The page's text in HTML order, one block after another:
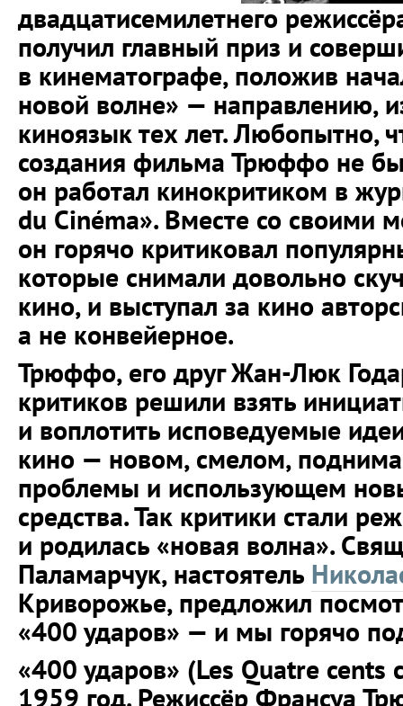
двадцатисемилетнего
получил главный приз и
в кинематографе, положив
новой волне» — направлению,
киноязык тех лет. Любопытно,
создания фильма Трюффо не
он работал кинокритиком в
du Cinéma». Вместе со своими
он горячо критиковал
которые снимали довольно
кино, и выступал за кино
а не конвейерное.
Трюффо, его друг Жан-Люк
критиков решили взять
и воплотить исповедуемые
кино — новом, смелом,
проблемы и использующем
средства. Так критики стали
и родилась «новая волна».
Паламарчук, настоятель
Криворожье, предложил
«400 ударов» — и мы горячо
«400 ударов» (Les Quatre
1959 год. Режиссёр Франсуа